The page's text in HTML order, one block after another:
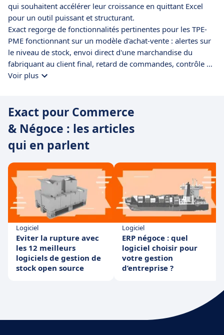
qui souhaitent accélérer leur croissance en quittant Excel
pour un outil puissant et structurant.
Exact regorge de fonctionnalités pertinentes pour les TPE-
PME fonctionnant sur un modèle d'achat-vente : alertes sur
le niveau de stock, envoi direct d'une marchandise du
fabriquant au client final, retard de commandes, contrôle du
chiffre d'affaire et des marges en temps réel, etc. Ce logiciel
concurrence pour un prix plus compétitif.
Voir plus
Exact pour Commerce
& Négoce : les articles
qui en parlent
Logiciel
Eviter la rupture avec
les 12 meilleurs
logiciels de gestion de
stock open source
Logiciel
ERP négoce : quel
logiciel choisir pour
votre gestion
d’entreprise ?